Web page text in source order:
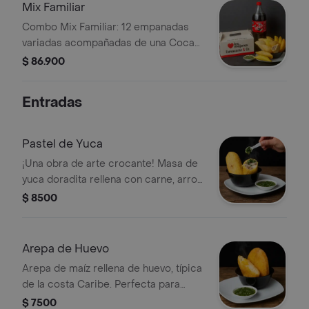
ideal para compartir!
Mix Familiar
Combo Mix Familiar: 12 empanadas
variadas acompañadas de una Coca-
Cola de 1.5 L. Ideal para compartir en
$ 86.900
Entradas
Pastel de Yuca
¡Una obra de arte crocante! Masa de
yuca doradita rellena con carne, arroz,
arveja y su infaltable cuartito de
$ 8500
Arepa de Huevo
Arepa de maíz rellena de huevo, típica
de la costa Caribe. Perfecta para
disfrutar con salsa.
$ 7500